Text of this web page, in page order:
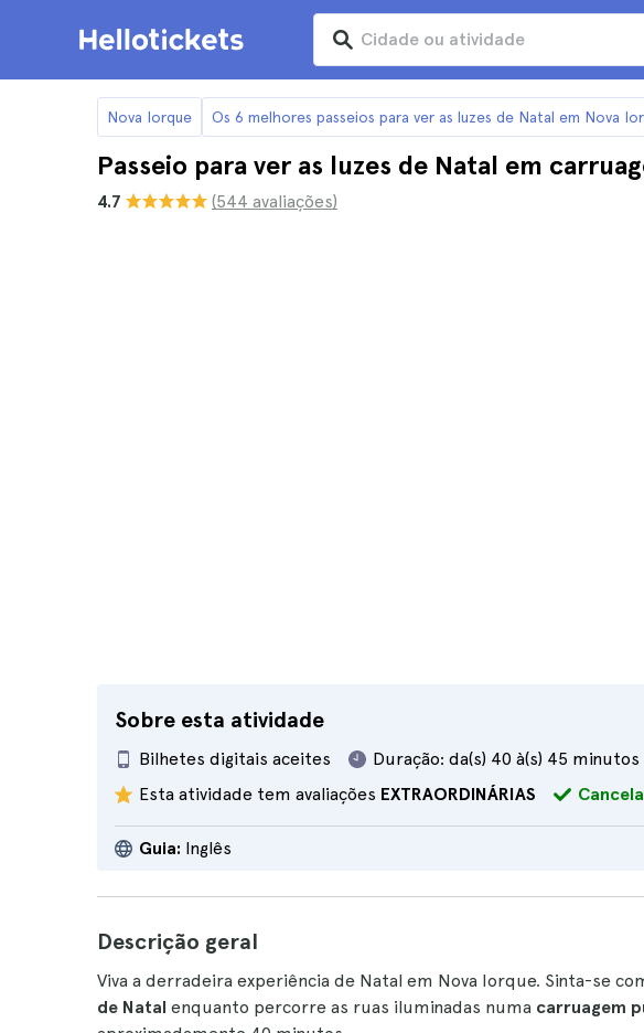
Nova Iorque Os 6 melhores passeios para ver as luzes de Natal em Nova
Passeio para ver as luzes de Natal em
4.7 (544 avaliações)
Sobre esta atividade
Bilhetes digitais aceites Duração: da(s) 40 à(s) 45 minutos
Esta atividade tem avaliações EXTRAORDINÁRIAS
Guia: Inglês
Descrição geral
Viva a derradeira experiência de Natal em Nova Iorque. Sinta-se
de Natal enquanto percorre as ruas iluminadas numa carruagem